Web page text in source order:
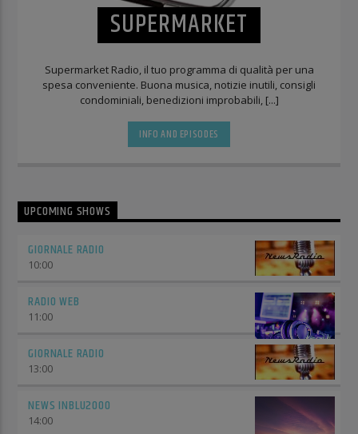
SUPERMARKET
Supermarket Radio, il tuo programma di qualità per una
spesa conveniente. Buona musica, notizie inutili, consigli
condominiali, benedizioni improbabili, [...]
INFO AND EPISODES
UPCOMING SHOWS
GIORNALE RADIO
10:00
RADIO WEB
11:00
GIORNALE RADIO
13:00
NEWS INBLU2000
14:00